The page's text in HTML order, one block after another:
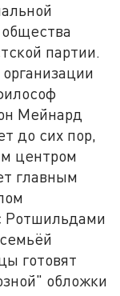
партии.
Мейнард
до сих пор,
центром
главным
Ротшильдами
готовят
обложки